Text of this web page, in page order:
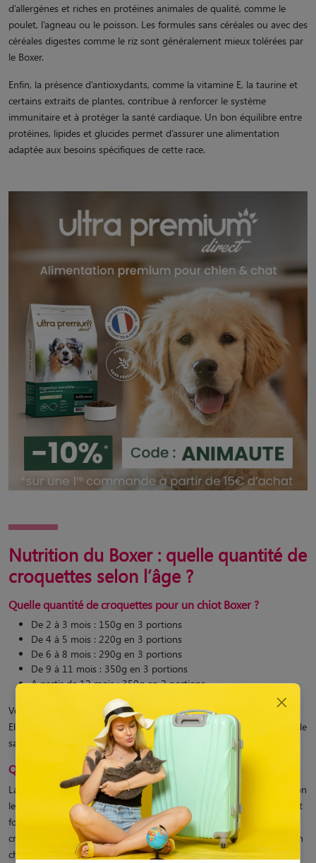
d’allergènes et riches en protéines animales de qualité, comme le
poulet, l’agneau ou le poisson. Les formules sans céréales ou avec des
céréales digestes comme le riz sont généralement mieux tolérées par
le Boxer.
Enfin, la présence d’antioxydants, comme la vitamine E, la taurine et
certains extraits de plantes, contribue à renforcer le système
immunitaire et à protéger la santé cardiaque. Un bon équilibre entre
protéines, lipides et glucides permet d’assurer une alimentation
adaptée aux besoins spécifiques de cette race.
Nutrition du Boxer : quelle quantité de
croquettes selon l’âge ?
Quelle quantité de croquettes pour un chiot Boxer ?
De 2 à 3 mois : 150g en 3 portions
De 4 à 5 mois : 220g en 3 portions
De 6 à 8 mois : 290g en 3 portions
De 9 à 11 mois : 350g en 3 portions
A partir de 12 mois : 350g en 2 portions
Voici les quantités généralement préconisées pour un chiot Boxer.
Elles ne sont bien sûr pas fixes et doivent être ajustées en fonction de
sa croissance, afin d’éviter les carences ou les excès.
Quelle quantité de croquettes pour un Boxer ?
La quantité de croquettes conseillée varie entre 350 g et 400 g, selon
les besoins de votre chien. S’il est sédentaire et bouge très peu, il est
fortement recommandé de réduire les portions. De plus, les
croquettes doivent être choisies en fonction de son mode de vie : un
chien actif, stérilisé ou sédentaire n’aura pas les mêmes besoins